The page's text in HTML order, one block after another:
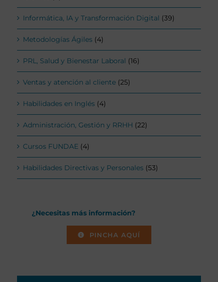
Informática, IA y Transformación Digital (39)
Metodologías Ágiles (4)
PRL, Salud y Bienestar Laboral (16)
Ventas y atención al cliente (25)
Habilidades en Inglés (4)
Administración, Gestión y RRHH (22)
Cursos FUNDAE (4)
Habilidades Directivas y Personales (53)
¿Necesitas más información?
PINCHA AQUÍ